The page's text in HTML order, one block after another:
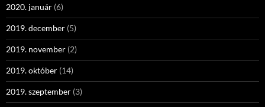
2020. január (6)
2019. december (5)
2019. november (2)
2019. október (14)
2019. szeptember (3)